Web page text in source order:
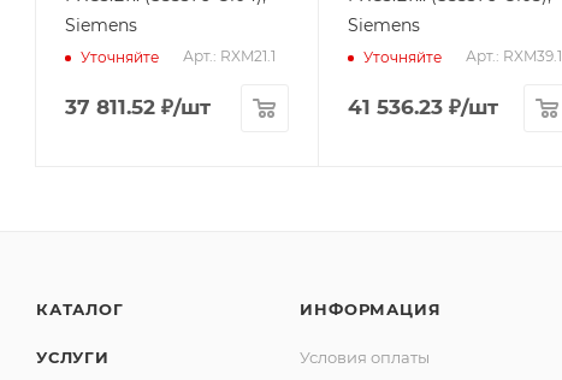
Siemens
Уточняйте Арт.: RXM21.1
37 811.52 ₽/шт
Siemens
Уточняйте Арт.: RXM39.1
41 536.23₽/шт
КАТАЛОГ
УСЛУГИ
ИНФОРМАЦИЯ
Условия оплаты